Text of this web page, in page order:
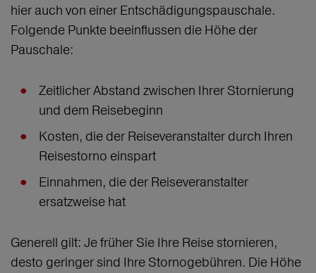
hier auch von einer Entschädigungspauschale.
Folgende Punkte beeinflussen die Höhe der
Pauschale:
Zeitlicher Abstand zwischen Ihrer Stornierung
und dem Reisebeginn
Kosten, die der Reiseveranstalter durch Ihren
Reisestorno einspart
Einnahmen, die der Reiseveranstalter
ersatzweise hat
Generell gilt: Je früher Sie Ihre Reise stornieren,
desto geringer sind Ihre Stornogebühren. Die Höhe